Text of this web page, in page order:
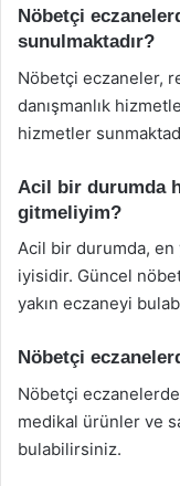
Nöbetçi
sunulmaktadır?
Nöbetçi eczaneler,
danışmanlık
hizmetler
Acil bir durumda
gitmeliyim?
Acil bir durumda, en
iyisidir. Güncel
yakın eczaneyi
Nöbetçi
Nöbetçi
medikal ürünler ve
bulabilirsiniz.